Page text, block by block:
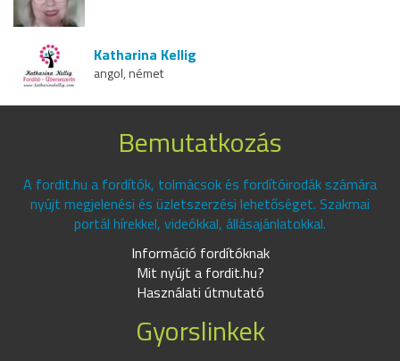
Katharina Kellig
angol, német
Bemutatkozás
A fordit.hu a fordítók, tolmácsok és fordítóirodák számára
nyújt megjelenési és üzletszerzési lehetőséget. Szakmai
portál hírekkel, videókkal, állásajánlatokkal.
Információ fordítóknak
Mit nyújt a fordit.hu?
Használati útmutató
Gyorslinkek